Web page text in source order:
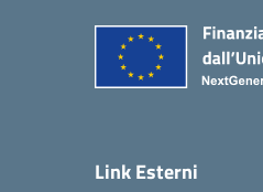
Link Esterni